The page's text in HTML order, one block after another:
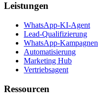
Leistungen
WhatsApp-KI-Agent
Lead-Qualifizierung
WhatsApp-Kampagnen
Automatisierung
Marketing Hub
Vertriebsagent
Ressourcen